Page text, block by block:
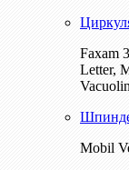
Faxam
Letter,
Mobil